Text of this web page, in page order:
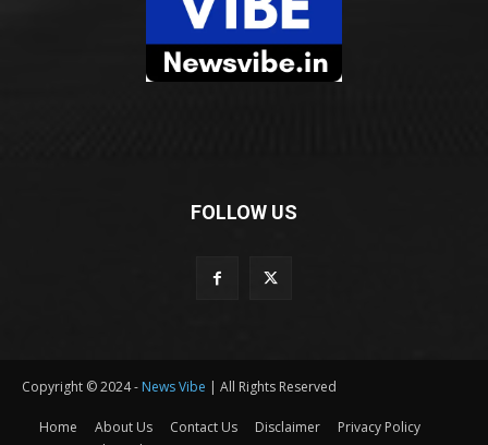
FOLLOW US
Copyright © 2024 - News Vibe | All Rights Reserved
Home About Us Contact Us Disclaimer
Privacy Policy